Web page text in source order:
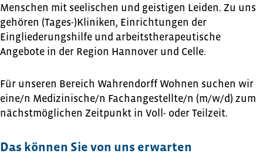
Menschen mit seelischen und geistigen Leiden. Zu uns
gehören (Tages-)Kliniken, Einrichtungen der
Eingliederungshilfe und arbeitstherapeutische
Angebote in der Region Hannover und Celle.
Für unseren Bereich Wahrendorff Wohnen suchen wir
eine/n Medizinische/n Fachangestellte/n (m/w/d) zum
nächstmöglichen Zeitpunkt in Voll- oder Teilzeit.
Das können Sie von uns erwarten